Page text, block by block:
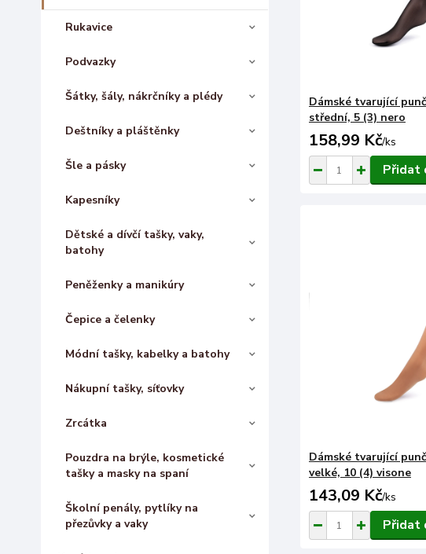
Rukavice
Podvazky
Šátky, šály, nákrčníky a plédy
Deštníky a pláštěnky
Šle a pásky
Kapesníky
Dětské a dívčí tašky, vaky,
batohy
Peněženky a manikúry
Čepice a čelenky
Módní tašky, kabelky a batohy
Nákupní tašky, síťovky
Zrcátka
Pouzdra na brýle, kosmetické
tašky a masky na spaní
Školní penály, pytlíky na
přezůvky a vaky
Dámské tvarující
střední, 5 (3) nero
158,99 Kč/ks
Přidat
Dámské tvarující
velké, 10 (4) visone
143,09 Kč/ks
Přidat